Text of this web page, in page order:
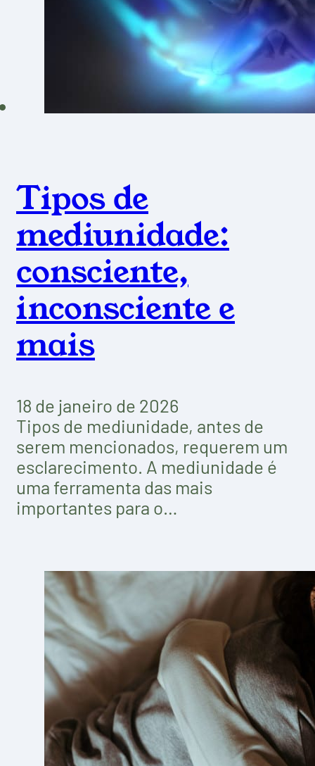
Tipos de
mediunidade:
consciente,
inconsciente e
mais
18 de janeiro de 2026
Tipos de mediunidade, antes de
serem mencionados, requerem um
esclarecimento. A mediunidade é
uma ferramenta das mais
importantes para o…